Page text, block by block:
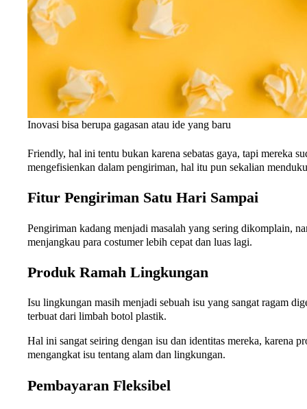
Inovasi bisa berupa gagasan atau ide yang baru
Friendly, hal ini tentu bukan karena sebatas gaya, tapi mereka
mengefisienkan dalam pengiriman, hal itu pun sekalian
Fitur Pengiriman Satu Hari Sampai
Pengiriman kadang menjadi masalah yang sering dikomplain,
menjangkau para costumer lebih cepat dan luas lagi.
Produk Ramah Lingkungan
Isu lingkungan masih menjadi sebuah isu yang sangat ragam
terbuat dari limbah botol plastik.
Hal ini sangat seiring dengan isu dan identitas mereka, karena
mengangkat isu tentang alam dan lingkungan.
Pembayaran Fleksibel